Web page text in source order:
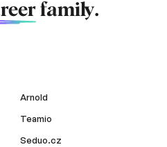
family.
Arnold
Teamio
Seduo.cz